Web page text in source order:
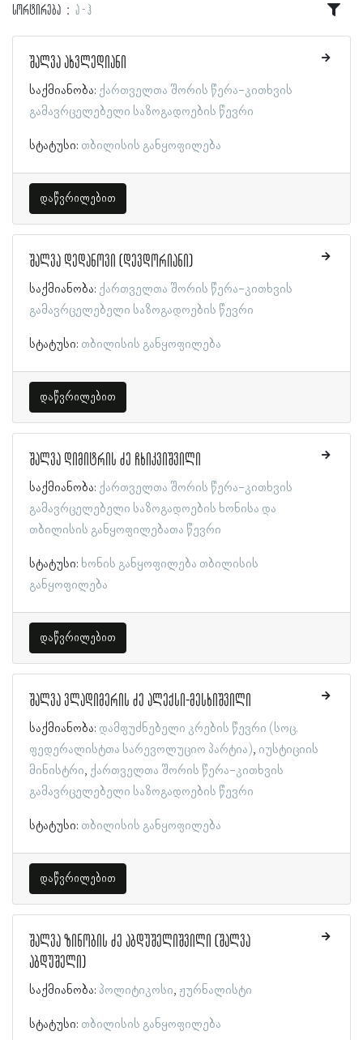
სორტირება ა - ჰ
შალვა ახვლედიანი
საქმიანობა: ქართველთა შორის წერა-კითხვის
გამავრცელებელი საზოგადოების წევრი
სტატუსი: თბილისის განყოფილება
დაწვრილებით
შალვა დედანოვი (დევდორიანი)
საქმიანობა: ქართველთა შორის წერა-კითხვის
გამავრცელებელი საზოგადოების წევრი
სტატუსი: თბილისის განყოფილება
დაწვრილებით
შალვა დიმიტრის ძე ჩხიკვიშვილი
საქმიანობა: ქართველთა შორის წერა-კითხვის
გამავრცელებელი საზოგადოების ხონისა და
თბილისის განყოფილებათა წევრი
სტატუსი: ხონის განყოფილება თბილისის
განყოფილება
დაწვრილებით
შალვა ვლადიმერის ძე ალექსი-მესხიშვილი
საქმიანობა: დამფუძნებელი კრების წევრი (სოც.
ფედერალისტთა სარევოლუციო პარტია) იუსტიციის
მინისტრი ქართველთა შორის წერა-კითხვის
გამავრცელებელი საზოგადოების წევრი
სტატუსი: თბილისის განყოფილება
დაწვრილებით
შალვა ზინობის ძე აბდუშელიშვილი (შალვა
აბდუშელი)
საქმიანობა: პოლიტიკოსი ჟურნალისტი
სტატუსი: თბილისის განყოფილება